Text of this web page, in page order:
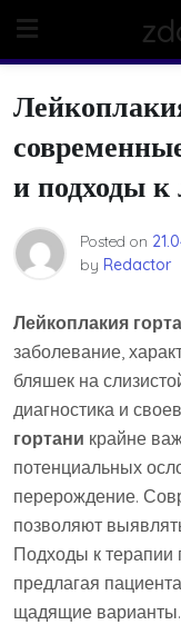
content
и подходы
Posted on
by Redactor
Лейкоплакия
заболевание,
бляшек на
диагностика и
гортани крайне
потенциальных
перерождение.
позволяют
Подходы к терапии
предлагая
щадящие варианты.